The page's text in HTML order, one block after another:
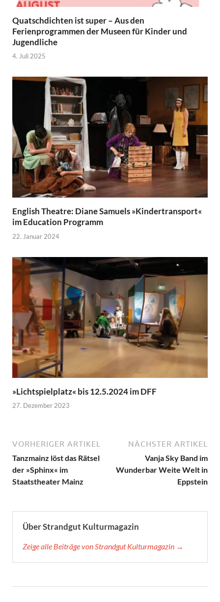
Quatschdichten ist super – Aus den
Ferienprogrammen der Museen für Kinder und
Jugendliche
4. Juli 2025
English Theatre: Diane Samuels »Kindertransport«
im Education Programm
22. Januar 2024
»Lichtspielplatz« bis 12.5.2024 im DFF
27. Dezember 2023
VORHERIGER ARTIKEL
Tanzmainz löst das Rätsel
der »Sphinx« im
Staatstheater Mainz
NÄCHSTER ARTIKEL
Vanja Sky Band im
Wunderbar Weite Welt in
Eppstein
Über Strandgut Kulturmagazin
Zeige alle Beiträge von Strandgut Kulturmagazin →